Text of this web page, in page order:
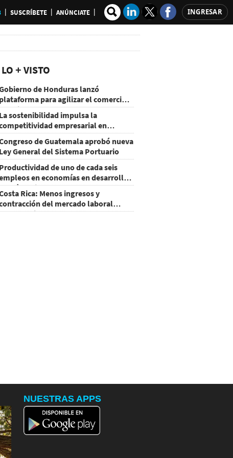
SUSCRÍBETE ANÚNCIATE INGRESAR
LO + VISTO
de Honduras lanzó
plataforma para agilizar el comercio
La sostenibilidad impulsa la
empresarial en
de Guatemala aprobó nueva
Ley General del Sistema Portuario
Productividad de uno de cada seis
en economías en desarrollo
mejorar por la IA
Rica: Menos ingresos y
del mercado laboral
baja del consumo
NUESTRAS APPS